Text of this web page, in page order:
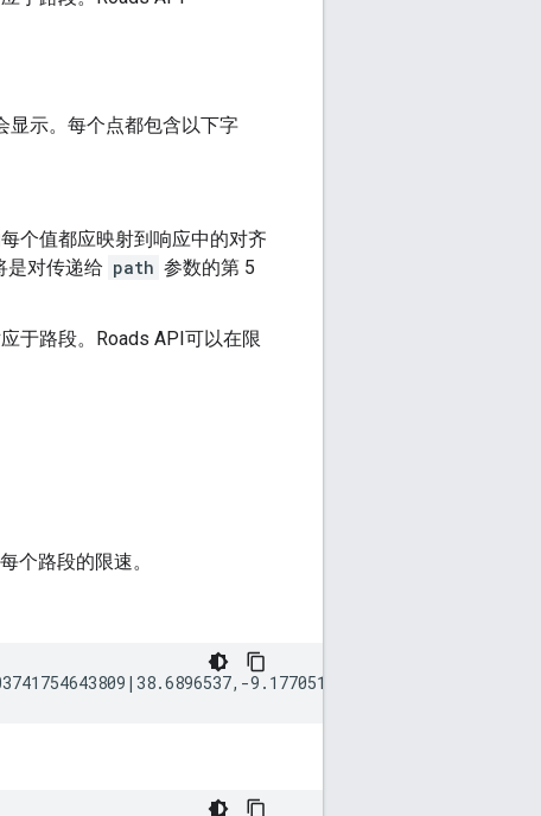
显示。每个点都包含以下字
个值都应映射到响应中的对齐
是对传递给 path 参数的第 5
于路段。 Roads API可以在限
个路段的限速。
9.1770515|41.1399289,-